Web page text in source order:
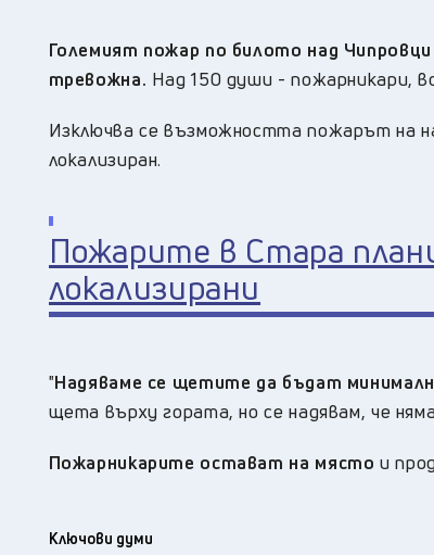
Големият пожар по билото над
тревожна. Над 150 души - пожарникари,
Изключва се възможността пожарът на
локализиран.
Пожарите в Стара
локализирани
"Надяваме се щетите да бъдат
щета върху гората, но се надявам, че
Пожарникарите остават на място и
Ключови думи